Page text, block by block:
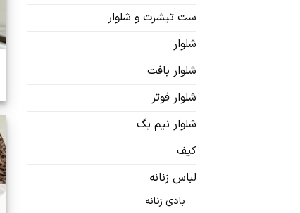
ست تیشرت و شلوار
شلوار
شلوار بافت
شلوار فوتر
شلوار نیم بگ
کیف
لباس زنانه
بادی زنانه